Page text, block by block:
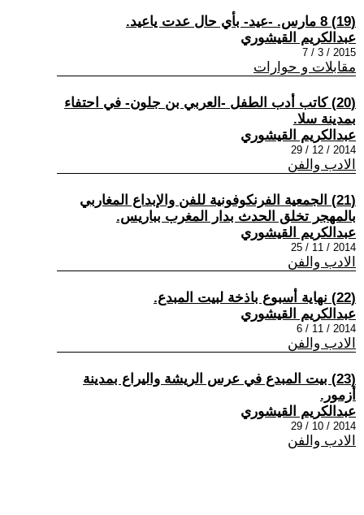
(19) 8 مارس. -عيد- بأي حال عدت ياعيد.
عبدالكريم القيشوري
2015 / 3 / 7
مقابلات و حوارات
(20) كاتب أدب الطفل -العربي بن جلون- في احتفاء
بمدينة سلا.
عبدالكريم القيشوري
2014 / 12 / 29
الادب والفن
(21) الجمعية الفرنكوفونية للفن والإبداع المغاربي
بالمهجر تخلق الحدث بدار المغرب بباريس.
عبدالكريم القيشوري
2014 / 11 / 25
الادب والفن
(22) نهاية أسبوع باذخة لبيت المبدع.
عبدالكريم القيشوري
2014 / 11 / 6
الادب والفن
(23) بيت المبدع في عرس الريشة واليراع بمدينة
أزمور.
عبدالكريم القيشوري
2014 / 10 / 29
الادب والفن